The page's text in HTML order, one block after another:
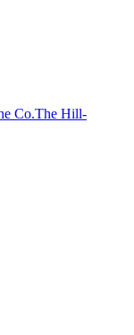
Co.The Hill-